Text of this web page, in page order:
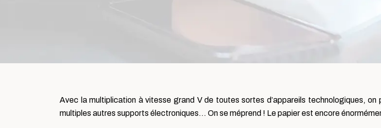
Avec la multiplication à vitesse grand V de toutes sortes d’appareils technologiques,
multiples autres supports électroniques… On se méprend ! Le papier est encore